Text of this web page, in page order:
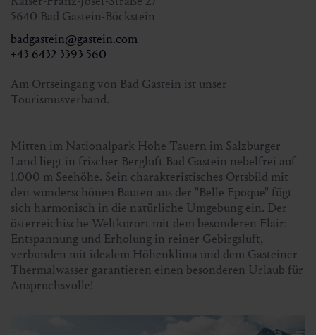
Treffpunkt:9.30 Uhr beim Nationalparkhaus
Sportgastein
Gesamtdauer:ca. 4 Std.
Wanderführer:Hans Naglmayr
Preis mit Gastein Card:
kostenlos
Preis ohne Gastein Card: € 5,00
Anmeldung bis Samstag 11.00 Uhr
Kur- & Tourismusverband Bad Gastein
+43 6432 3393 560 |
5640 Bad Gastein-Böckstein
badgastein@gastein.com
+43 6432 3393 560
Am Ortseingang von Bad Gastein ist unser
Tourismusverband.
Mitten im Nationalpark Hohe Tauern im Salzburger
Land liegt in frischer Bergluft Bad Gastein nebelfrei auf
1.000 m Seehöhe. Sein charakteristisches Ortsbild mit
den wunderschönen Bauten aus der "Belle Epoque" fügt
sich harmonisch in die natürliche Umgebung ein. Der
österreichische Weltkurort mit dem besonderen Flair:
Entspannung und Erholung in reiner Gebirgsluft,
verbunden mit idealem Höhenklima und dem Gasteiner
Thermalwasser garantieren einen besonderen Urlaub für
Anspruchsvolle!